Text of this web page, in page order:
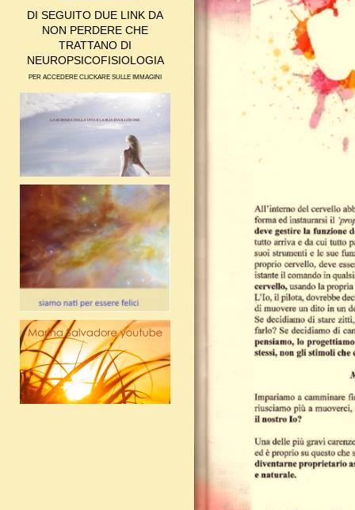
DI SEGUITO DUE LINK DA
NON PERDERE CHE
TRATTANO DI
NEUROPSICOFISIOLOGIA
PER ACCEDERE CLICKARE SULLE IMMAGINI